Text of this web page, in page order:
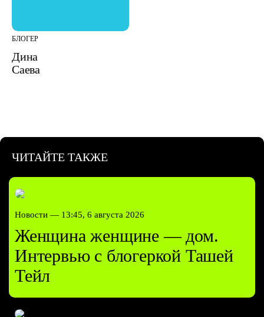
БЛОГЕР
Дина
Саева
ЧИТАЙТЕ ТАКЖЕ
Новости — 13:45, 6 августа 2026
Женщина женщине — дом.
Интервью с блогеркой Ташей
Тейл